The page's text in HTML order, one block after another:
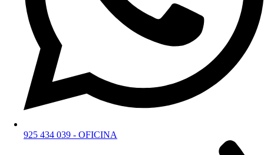
925 434 039 - OFICINA